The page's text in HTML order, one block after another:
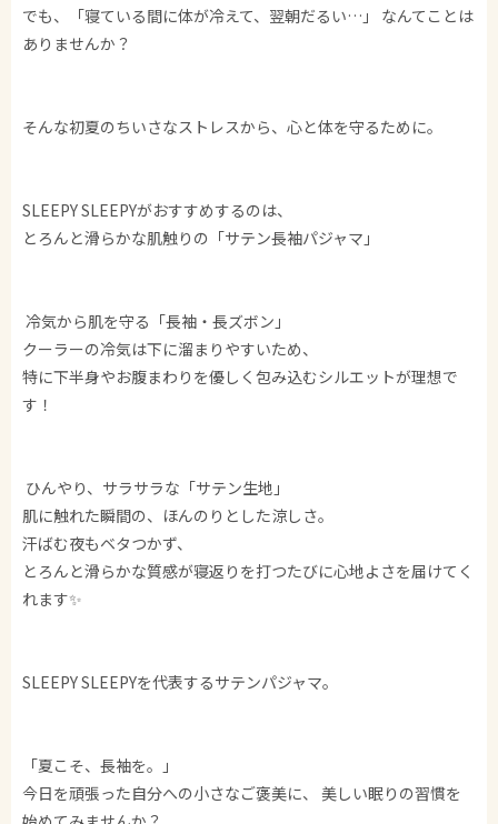
でも、「寝ている間に体が冷えて、翌朝だるい…」 なんてことは
ありませんか？
そんな初夏のちいさなストレスから、心と体を守るために。
SLEEPY SLEEPYがおすすめするのは、
とろんと滑らかな肌触りの「サテン長袖パジャマ」
︎ 冷気から肌を守る「長袖・長ズボン」
クーラーの冷気は下に溜まりやすいため、
特に下半身やお腹まわりを優しく包み込むシルエットが理想で
す！
︎ ひんやり、サラサラな「サテン生地」
肌に触れた瞬間の、ほんのりとした涼しさ。
汗ばむ夜もベタつかず、
とろんと滑らかな質感が寝返りを打つたびに心地よさを届けてく
れます✨
SLEEPY SLEEPYを代表するサテンパジャマ。
「夏こそ、長袖を。」
今日を頑張った自分への小さなご褒美に、 美しい眠りの習慣を